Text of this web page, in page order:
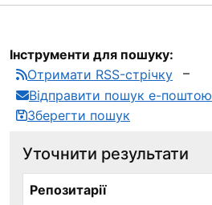
Інструменти для пошуку:
Отримати RSS-стрічку
Відправити пошук е-поштою
Зберегти пошук
Уточнити результати
Репозитарії